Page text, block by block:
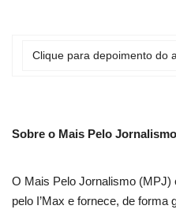
Clique para depoimento do
Sobre o Mais Pelo
O Mais Pelo Jornalismo (MPJ)
pelo I’Max e fornece, de forma